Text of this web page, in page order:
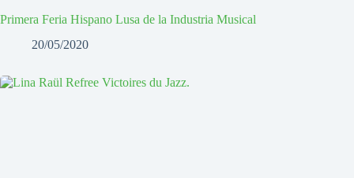
Primera Feria Hispano Lusa de la Industria Musical
20/05/2020